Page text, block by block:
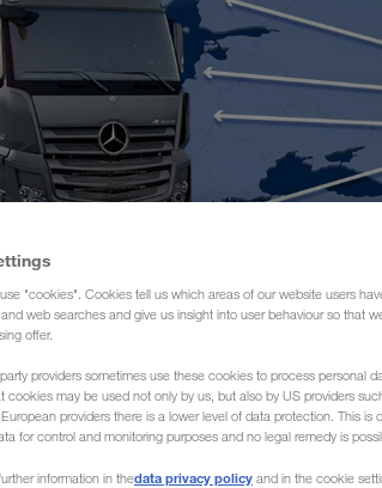
(Доставка груза)
"cookies". Cookies tell us which areas of our website users
web searches and give us insight into user behaviour so that
offer.
providers sometimes use these cookies to process personal
cookies may be used not only by us, but also by US providers
providers there is a lower level of data protection. This
for control and monitoring purposes and no legal remedy is
information in thedata privacy policy and in the cookie